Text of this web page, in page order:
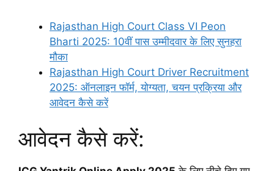
Rajasthan High Court Class VI Peon
Bharti 2025: 10वीं पास उम्मीदवार के लिए सुनहरा
मौका
Rajasthan High Court Driver Recruitment
2025: ऑनलाइन फॉर्म, योग्यता, चयन प्रक्रिया और
आवेदन कैसे करें
आवेदन कैसे करें: